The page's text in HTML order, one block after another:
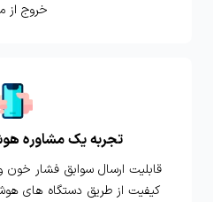
خروج از
تجربه یک مشاوره
قابلیت ارسال سوابق فشار خون
کیفیت از طریق دستگاه های